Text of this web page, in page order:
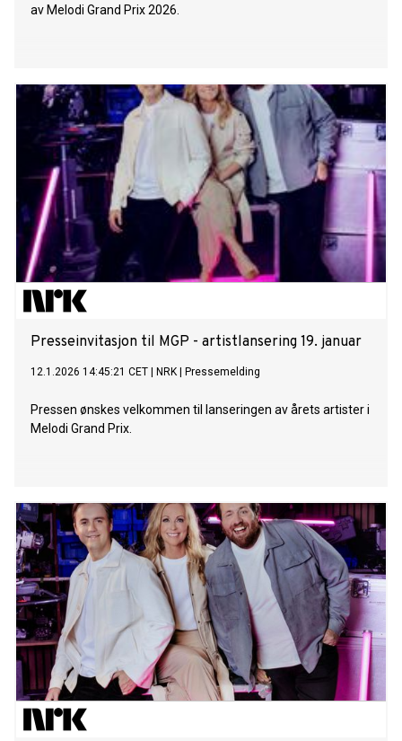
av Melodi Grand Prix 2026.
Presseinvitasjon til MGP - artistlansering 19. januar
12.1.2026 14:45:21 CET NRK Pressemelding
Pressen ønskes velkommen til lanseringen av årets artister i
Melodi Grand Prix.